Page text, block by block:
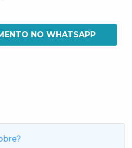
NO WHATSAPP